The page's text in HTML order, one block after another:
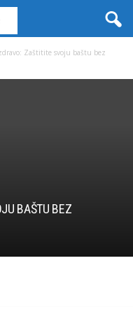
Zaštitite svoju baštu bez
BAŠTU BEZ